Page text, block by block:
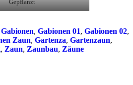
Gepflanzt
Gabionen, Gabionen 01, Gabionen 02,
Zaun, Gartenza, Gartenzaun,
, Zaun, Zaunbau, Zäune